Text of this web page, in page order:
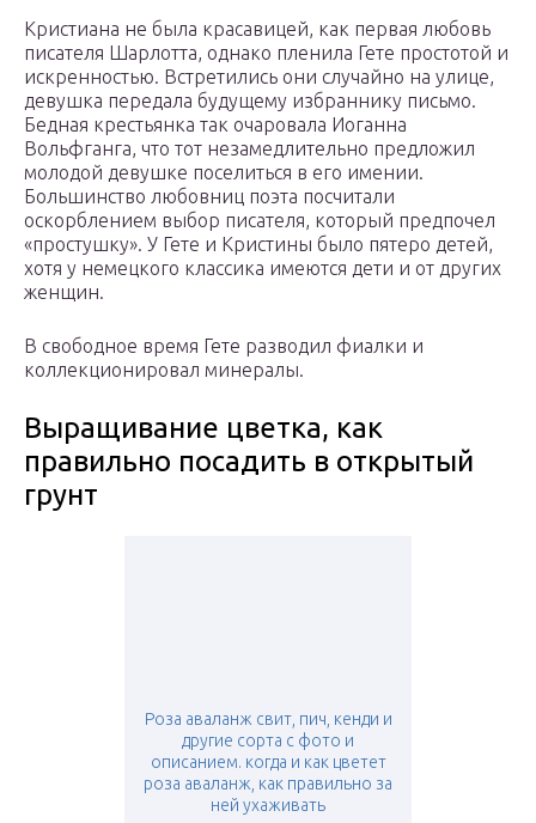
Кристиана не была красавицей, как первая любовь
писателя Шарлотта, однако пленила Гете простотой и
искренностью. Встретились они случайно на улице,
девушка передала будущему избраннику письмо.
Бедная крестьянка так очаровала Иоганна
Вольфганга, что тот незамедлительно предложил
молодой девушке поселиться в его имении.
Большинство любовниц поэта посчитали
оскорблением выбор писателя, который предпочел
«простушку». У Гете и Кристины было пятеро детей,
хотя у немецкого классика имеются дети и от других
женщин.
В свободное время Гете разводил фиалки и
коллекционировал минералы.
Выращивание цветка, как
правильно посадить в открытый
грунт
Роза аваланж свит, пич, кенди и
другие сорта с фото и
описанием. когда и как цветет
роза аваланж, как правильно за
ней ухаживать